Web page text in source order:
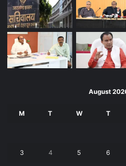
August
M T W T
3 4 5 6